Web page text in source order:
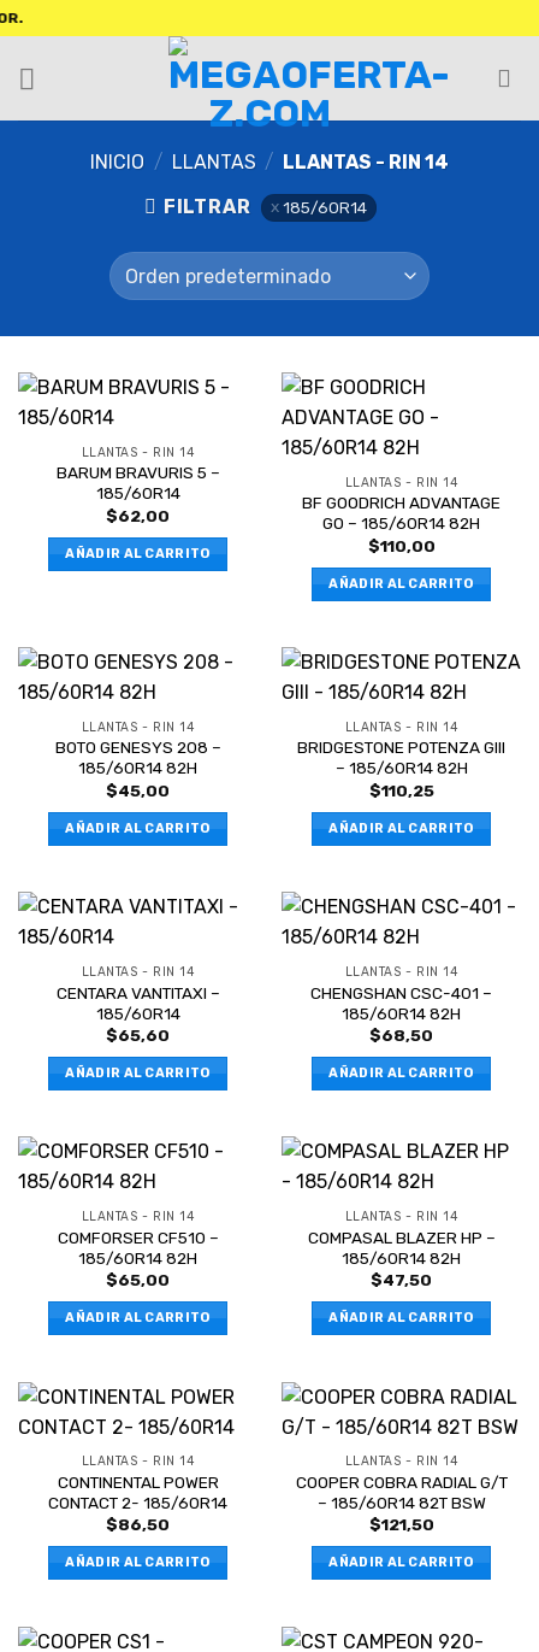
INICIO / LLANTAS / LLANTAS - RIN 14
FILTRAR
185/60R14
LLANTAS - RIN 14
BARUM BRAVURIS 5 –
185/60R14
$62,00
AÑADIR AL CARRITO
LLANTAS - RIN 14
BF GOODRICH ADVANTAGE
GO – 185/60R14 82H
$110,00
AÑADIR AL CARRITO
LLANTAS - RIN 14
BOTO GENESYS 208 –
185/60R14 82H
$45,00
AÑADIR AL CARRITO
LLANTAS - RIN 14
BRIDGESTONE POTENZA GIII
– 185/60R14 82H
$110,25
AÑADIR AL CARRITO
LLANTAS - RIN 14
CENTARA VANTITAXI –
185/60R14
$65,60
AÑADIR AL CARRITO
LLANTAS - RIN 14
CHENGSHAN CSC-401 –
185/60R14 82H
$68,50
AÑADIR AL CARRITO
LLANTAS - RIN 14
COMFORSER CF510 –
185/60R14 82H
$65,00
AÑADIR AL CARRITO
LLANTAS - RIN 14
COMPASAL BLAZER HP –
185/60R14 82H
$47,50
AÑADIR AL CARRITO
LLANTAS - RIN 14
CONTINENTAL POWER
CONTACT 2- 185/60R14
$86,50
AÑADIR AL CARRITO
LLANTAS - RIN 14
COOPER COBRA RADIAL G/T
– 185/60R14 82T BSW
$121,50
AÑADIR AL CARRITO